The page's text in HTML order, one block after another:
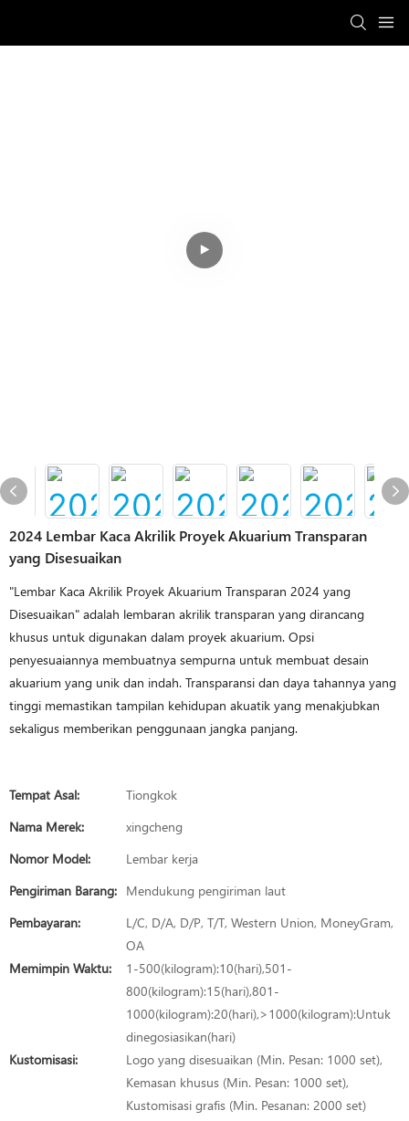
2024 Lembar Kaca Akrilik Proyek Akuarium Transparan
yang Disesuaikan
"Lembar Kaca Akrilik Proyek Akuarium Transparan 2024 yang
Disesuaikan" adalah lembaran akrilik transparan yang dirancang
khusus untuk digunakan dalam proyek akuarium. Opsi
penyesuaiannya membuatnya sempurna untuk membuat desain
akuarium yang unik dan indah. Transparansi dan daya tahannya yang
tinggi memastikan tampilan kehidupan akuatik yang menakjubkan
sekaligus memberikan penggunaan jangka panjang.
Tempat Asal:
Tiongkok
Nama Merek:
xingcheng
Nomor Model:
Lembar kerja
Pengiriman Barang: Mendukung pengiriman laut
Pembayaran:
L/C, D/A, D/P, T/T, Western Union, MoneyGram,
OA
Memimpin Waktu:
1-500(kilogram):10(hari),501-
800(kilogram):15(hari),801-
1000(kilogram):20(hari),>1000(kilogram):Untuk
dinegosiasikan(hari)
Kustomisasi:
Logo yang disesuaikan (Min. Pesan: 1000 set),
Kemasan khusus (Min. Pesan: 1000 set),
Kustomisasi grafis (Min. Pesanan: 2000 set)